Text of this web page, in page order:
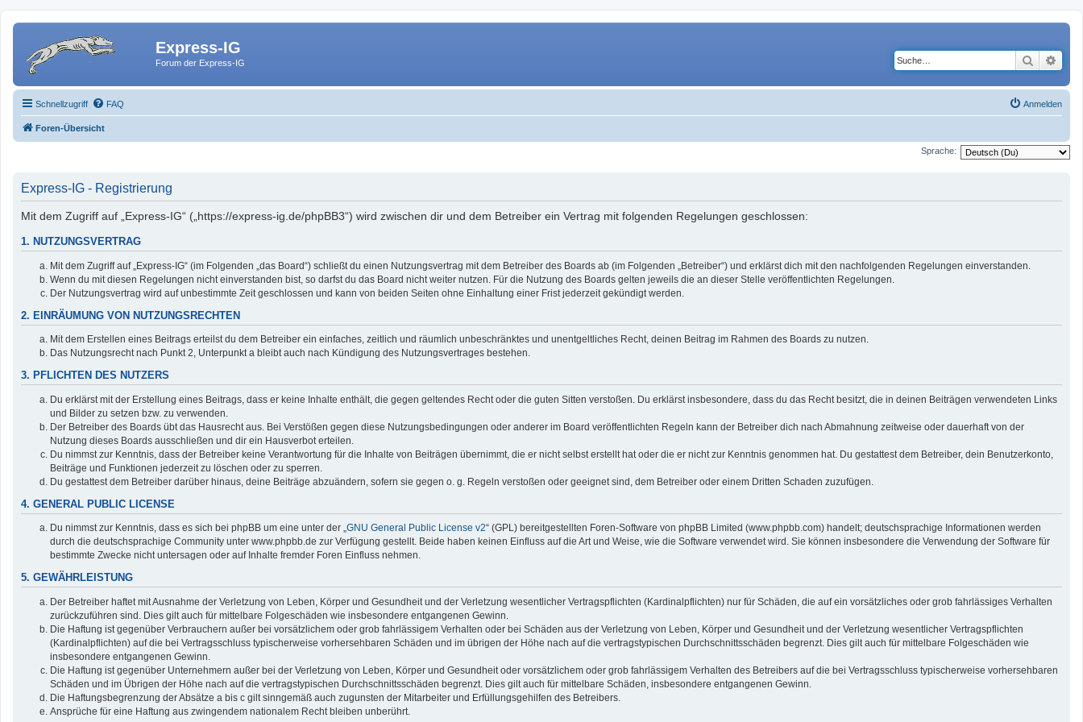
Express-IG
Forum der Express-IG Suche
Schnellzugriff FAQ Anmelden
Foren-Übersicht
Sprache:
Express-IG - Registrierung
Mit dem Zugriff auf „Express-IG“ („https://express-ig.de/phpBB3“) wird zwischen dir und dem Betreiber ein Vertrag mit folgenden Regelungen geschlossen:
1. NUTZUNGSVERTRAG
Mit dem Zugriff auf „Express-IG“ (im Folgenden „das Board“) schließt du einen Nutzungsvertrag mit dem Betreiber des Boards ab (im Folgenden „Betreiber“) und erklärst dich mit den nachfolgenden Regelungen einverstanden.
Wenn du mit diesen Regelungen nicht einverstanden bist, so darfst du das Board nicht weiter nutzen. Für die Nutzung des Boards gelten jeweils die an dieser Stelle veröffentlichten Regelungen.
Der Nutzungsvertrag wird auf unbestimmte Zeit geschlossen und kann von beiden Seiten ohne Einhaltung einer Frist jederzeit gekündigt werden.
2. EINRÄUMUNG VON NUTZUNGSRECHTEN
Mit dem Erstellen eines Beitrags erteilst du dem Betreiber ein einfaches, zeitlich und räumlich unbeschränktes und unentgeltliches Recht, deinen Beitrag im Rahmen des Boards zu nutzen.
Das Nutzungsrecht nach Punkt 2, Unterpunkt a bleibt auch nach Kündigung des Nutzungsvertrages bestehen.
3. PFLICHTEN DES NUTZERS
Du erklärst mit der Erstellung eines Beitrags, dass er keine Inhalte enthält, die gegen geltendes Recht oder die guten Sitten verstoßen. Du erklärst insbesondere, dass du das Recht besitzt, die in deinen Beiträgen verwendeten Links
und Bilder zu setzen bzw. zu verwenden.
Der Betreiber des Boards übt das Hausrecht aus. Bei Verstößen gegen diese Nutzungsbedingungen oder anderer im Board veröffentlichten Regeln kann der Betreiber dich nach Abmahnung zeitweise oder dauerhaft von der
Nutzung dieses Boards ausschließen und dir ein Hausverbot erteilen.
Du nimmst zur Kenntnis, dass der Betreiber keine Verantwortung für die Inhalte von Beiträgen übernimmt, die er nicht selbst erstellt hat oder die er nicht zur Kenntnis genommen hat. Du gestattest dem Betreiber, dein Benutzerkonto,
Beiträge und Funktionen jederzeit zu löschen oder zu sperren.
Du gestattest dem Betreiber darüber hinaus, deine Beiträge abzuändern, sofern sie gegen o. g. Regeln verstoßen oder geeignet sind, dem Betreiber oder einem Dritten Schaden zuzufügen.
4. GENERAL PUBLIC LICENSE
Du nimmst zur Kenntnis, dass es sich bei phpBB um eine unter der „GNU General Public License v2“ (GPL) bereitgestellten Foren-Software von phpBB Limited (www.phpbb.com) handelt; deutschsprachige Informationen werden
durch die deutschsprachige Community unter www.phpbb.de zur Verfügung gestellt. Beide haben keinen Einfluss auf die Art und Weise, wie die Software verwendet wird. Sie können insbesondere die Verwendung der Software für
bestimmte Zwecke nicht untersagen oder auf Inhalte fremder Foren Einfluss nehmen.
5. GEWÄHRLEISTUNG
Der Betreiber haftet mit Ausnahme der Verletzung von Leben, Körper und Gesundheit und der Verletzung wesentlicher Vertragspflichten (Kardinalpflichten) nur für Schäden, die auf ein vorsätzliches oder grob fahrlässiges Verhalten
zurückzuführen sind. Dies gilt auch für mittelbare Folgeschäden wie insbesondere entgangenen Gewinn.
Die Haftung ist gegenüber Verbrauchern außer bei vorsätzlichem oder grob fahrlässigem Verhalten oder bei Schäden aus der Verletzung von Leben, Körper und Gesundheit und der Verletzung wesentlicher Vertragspflichten
(Kardinalpflichten) auf die bei Vertragsschluss typischerweise vorhersehbaren Schäden und im übrigen der Höhe nach auf die vertragstypischen Durchschnittsschäden begrenzt. Dies gilt auch für mittelbare Folgeschäden wie
insbesondere entgangenen Gewinn.
Die Haftung ist gegenüber Unternehmern außer bei der Verletzung von Leben, Körper und Gesundheit oder vorsätzlichem oder grob fahrlässigem Verhalten des Betreibers auf die bei Vertragsschluss typischerweise vorhersehbaren
Schäden und im Übrigen der Höhe nach auf die vertragstypischen Durchschnittsschäden begrenzt. Dies gilt auch für mittelbare Schäden, insbesondere entgangenen Gewinn.
Die Haftungsbegrenzung der Absätze a bis c gilt sinngemäß auch zugunsten der Mitarbeiter und Erfüllungsgehilfen des Betreibers.
Ansprüche für eine Haftung aus zwingendem nationalem Recht bleiben unberührt.